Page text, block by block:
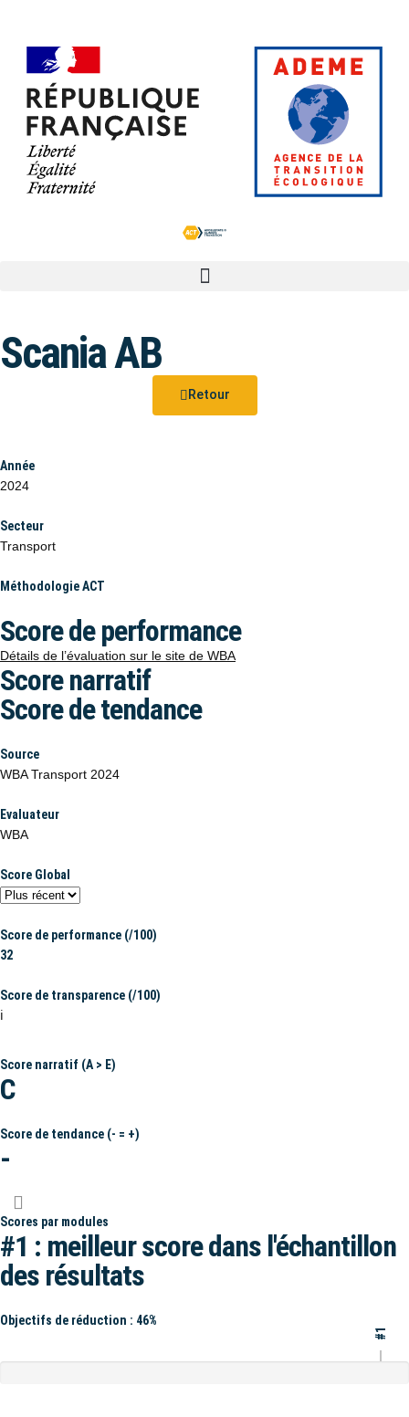
Scania AB
Retour
Année
2024
Secteur
Transport
Méthodologie ACT
Score de performance
Détails de l’évaluation sur le site de WBA
Score narratif
Score de tendance
Source
WBA Transport 2024
Evaluateur
WBA
Score Global
Score de performance (/100)
32
Score de transparence (/100)
ℹ️
Score narratif (A > E)
C
Score de tendance (- = +)
-
Scores par modules
#1 : meilleur score dans l'échantillon
des résultats
Objectifs de réduction : 46%
#1